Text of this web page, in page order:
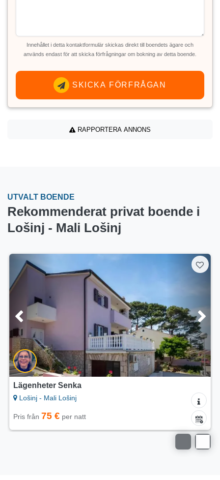
Innehållet i detta kontaktformulär skickas direkt till boendets ägare och
används endast för att skicka förfrågningar om bokning av detta boende.
SKICKA FÖRFRÅGAN
RAPPORTERA ANNONS
UTVALT BOENDE
Rekommenderat privat boende i
Lošinj - Mali Lošinj
4.9/5
Lägenheter Antares
Lošinj - Mali Lošinj
Pris på förfrågan